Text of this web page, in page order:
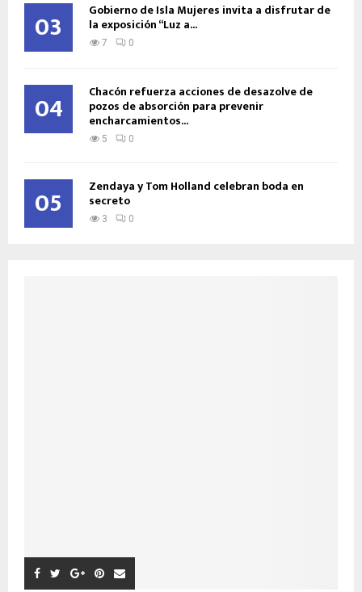
03 Gobierno de Isla Mujeres invita a disfrutar de
la exposición “Luz a...
7 0
04 Chacón refuerza acciones de desazolve de
pozos de absorción para prevenir
encharcamientos...
5 0
05 Zendaya y Tom Holland celebran boda en
secreto
3 0